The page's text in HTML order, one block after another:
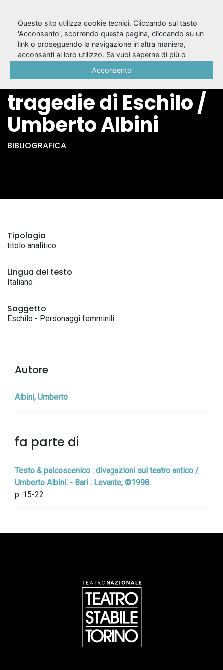
Personaggi
femminili nelle
tragedie di Eschilo /
Umberto Albini
BIBLIOGRAFICA
Tipologia
titolo analitico
Lingua del testo
Italiano
Soggetto
Eschilo - Personaggi femminili
Autore
Albini, Umberto
fa parte di
Testo & palcoscenico : divagazioni sul teatro antico /
Umberto Albini. - Bari : Levante, ©1998.
p. 15-22
Questo sito utilizza cookie tecnici. Cliccando sul tasto
'Acconsento', scorrendo questa pagina, cliccando su un
link o proseguendo la navigazione in altra maniera,
acconsenti al loro utilizzo. Se vuoi saperne di più o
Acconsento